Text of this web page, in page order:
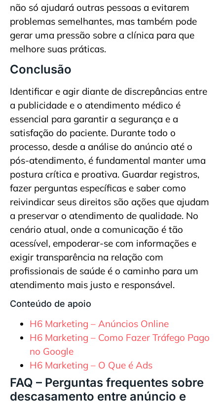
não só ajudará outras pessoas a evitarem
problemas semelhantes, mas também pode
gerar uma pressão sobre a clínica para que
melhore suas práticas.
Conclusão
Identificar e agir diante de discrepâncias entre
a publicidade e o atendimento médico é
essencial para garantir a segurança e a
satisfação do paciente. Durante todo o
processo, desde a análise do anúncio até o
pós-atendimento, é fundamental manter uma
postura crítica e proativa. Guardar registros,
fazer perguntas específicas e saber como
reivindicar seus direitos são ações que ajudam
a preservar o atendimento de qualidade. No
cenário atual, onde a comunicação é tão
acessível, empoderar-se com informações e
exigir transparência na relação com
profissionais de saúde é o caminho para um
atendimento mais justo e responsável.
Conteúdo de apoio
H6 Marketing – Anúncios Online
H6 Marketing – Como Fazer Tráfego Pago
no Google
H6 Marketing – O Que é Ads
FAQ – Perguntas frequentes sobre
descasamento entre anúncio e